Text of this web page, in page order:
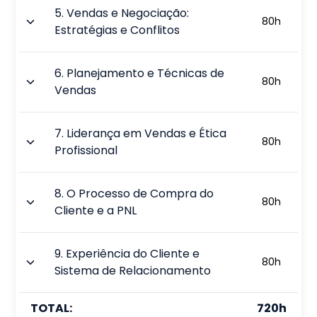
5.Vendas e Negociação:
Estratégias e Conflitos
80h
6. Planejamento e Técnicas de
Vendas
80h
7. Liderança em Vendas e Ética
Profissional
80h
8.O Processo de Compra do
Cliente e a PNL
80h
9. Experiência do Cliente e
Sistema de Relacionamento
80h
TOTAL: 720h